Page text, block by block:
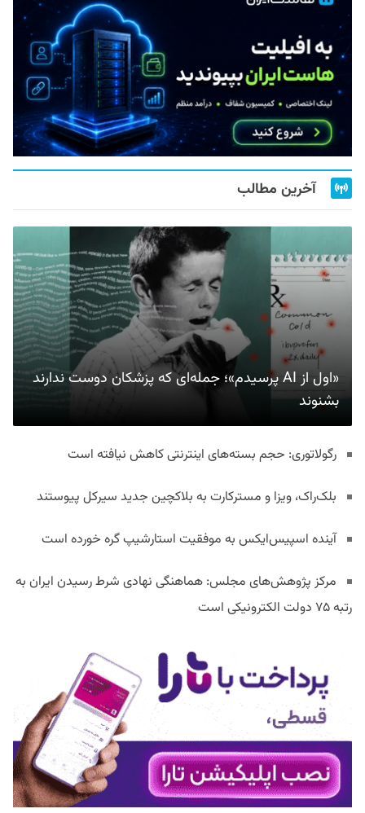
آخرین مطالب
«اول از AI پرسیدم»؛ جمله‌ای که پزشکان دوست ندارند
بشنوند
رگولاتوری: حجم بسته‌های اینترنتی کاهش نیافته است
بلک‌راک، ویزا و مسترکارت به بلاکچین جدید سیرکل پیوستند
آینده اسپیس‌ایکس به موفقیت استارشیپ گره خورده است
مرکز پژوهش‌های مجلس: هماهنگی نهادی شرط رسیدن ایران به
رتبه ۷۵ دولت الکترونیکی است